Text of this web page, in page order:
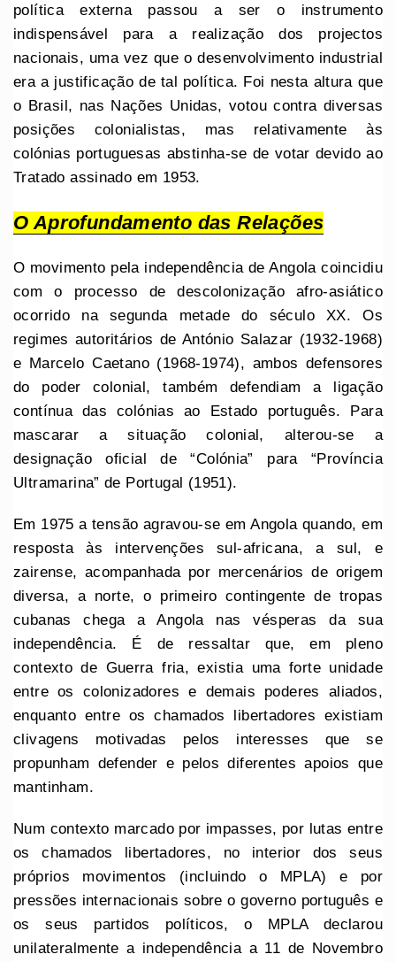
política externa passou a ser o instrumento
indispensável para a realização dos projectos
nacionais, uma vez que o desenvolvimento industrial
era a justificação de tal política. Foi nesta altura que
o Brasil, nas Nações Unidas, votou contra diversas
posições colonialistas, mas relativamente às
colónias portuguesas abstinha-se de votar devido ao
Tratado assinado em 1953.
O Aprofundamento das Relações
O movimento pela independência de Angola coincidiu
com o processo de descolonização afro-asiático
ocorrido na segunda metade do século XX. Os
regimes autoritários de António Salazar (1932-1968)
e Marcelo Caetano (1968-1974), ambos defensores
do poder colonial, também defendiam a ligação
contínua das colónias ao Estado português. Para
mascarar a situação colonial, alterou-se a
designação oficial de “Colónia” para “Província
Ultramarina” de Portugal (1951).
Em 1975 a tensão agravou-se em Angola quando, em
resposta às intervenções sul-africana, a sul, e
zairense, acompanhada por mercenários de origem
diversa, a norte, o primeiro contingente de tropas
cubanas chega a Angola nas vésperas da sua
independência. É de ressaltar que, em pleno
contexto de Guerra fria, existia uma forte unidade
entre os colonizadores e demais poderes aliados,
enquanto entre os chamados libertadores existiam
clivagens motivadas pelos interesses que se
propunham defender e pelos diferentes apoios que
mantinham.
Num contexto marcado por impasses, por lutas entre
os chamados libertadores, no interior dos seus
próprios movimentos (incluindo o MPLA) e por
pressões internacionais sobre o governo português e
os seus partidos políticos, o MPLA declarou
unilateralmente a independência a 11 de Novembro